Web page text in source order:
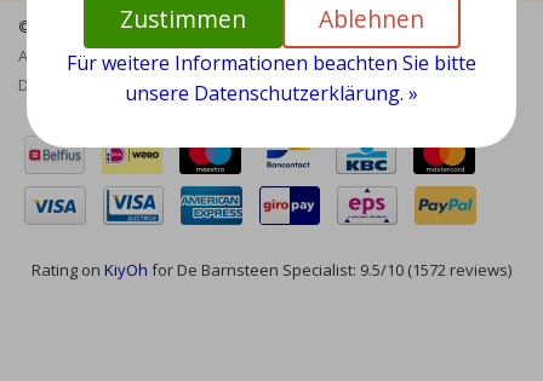
© Copyright 2026 - Bernstein Specialist | RealisatieInStijl Media
Allgemeine Geschäftsbedingungen|Haftungsausschluss|
Datenschutzrichtlinie| RSS Feed
Rating on KiyOh for De Barnsteen Specialist: 9.5/10 (1572 reviews)
Zustimmen Ablehnen
Für weitere Informationen beachten Sie bitte
unsere Datenschutzerklärung. »